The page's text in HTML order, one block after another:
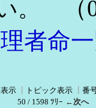
。
（
者命
示 トピック表示
番
50 / 1598 ﾂﾘｰ ←次へ